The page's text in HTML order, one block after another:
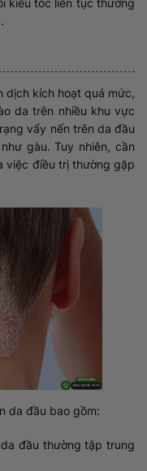
kiểu tóc liên tục thường
dịch kích hoạt quá mức,
da trên nhiều khu vực
vẩy nến trên da đầu
gàu. Tuy nhiên, cần
việc điều trị thường gặp
da đầu bao gồm:
đầu thường tập trung